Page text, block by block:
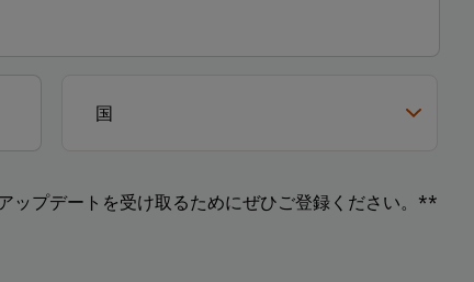
ップデートを受け取るためにぜひご登録ください。**